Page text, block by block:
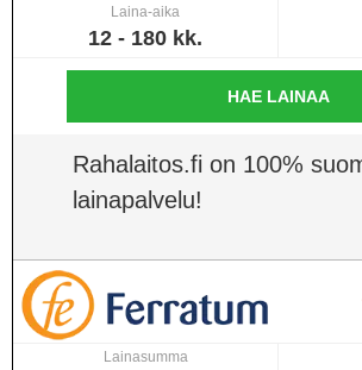
Laina-aika
12 - 180 kk.
HAE LAINAA
Rahalaitos.fi on 100%
lainapalvelu!
Lainasumma